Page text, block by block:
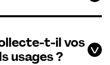
t-il vos
usages ?